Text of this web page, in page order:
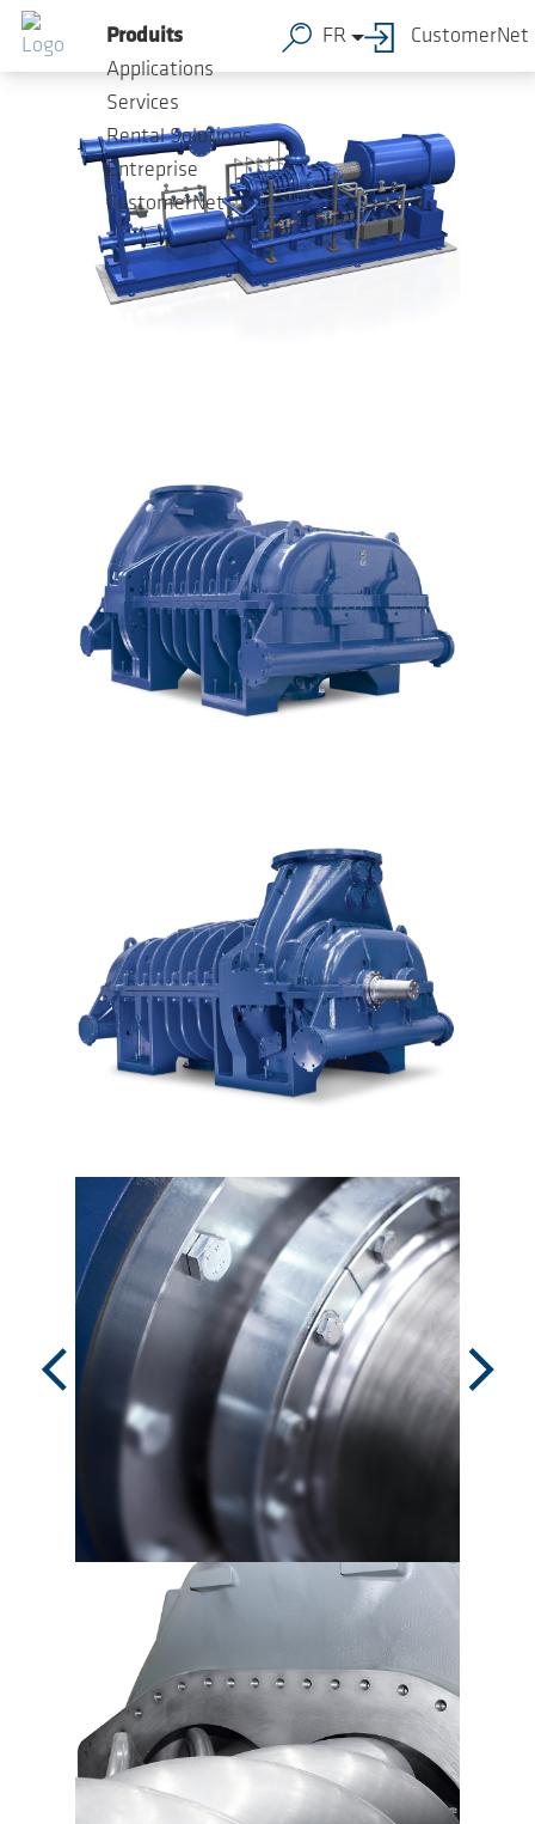
Sauter au contenu principal
Produits
Applications
Services
Rental Solutions
Entreprise
CustomerNet
FR CustomerNet